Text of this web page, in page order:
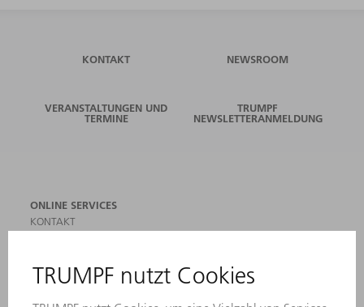
KONTAKT NEWSROOM
VERANSTALTUNGEN UND
TERMINE
TRUMPF
NEWSLETTERANMELDUNG
ONLINE SERVICES
KONTAKT
VERANSTALTUNGEN UND TERMINE
NEWSLETTER-ANMELDUNG
MYTRUMPF